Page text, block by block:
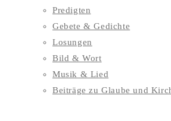
Predigten
Gebete & Gedichte
Losungen
Bild & Wort
Musik & Lied
Beiträge zu Glaube und